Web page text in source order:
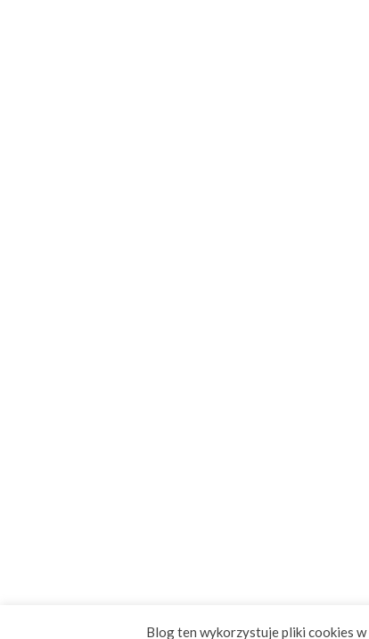
Blog ten wykorzystuje pliki cookies w